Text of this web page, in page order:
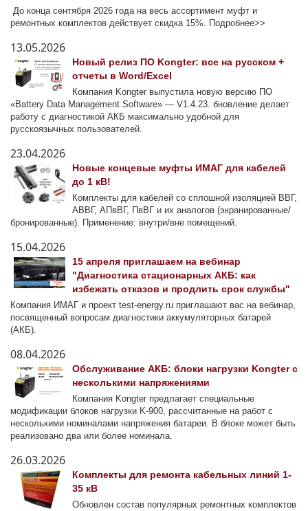
До конца сентября 2026 года на весь ассортимент муфт и
ремонтных комплектов действует скидка 15%. Подробнее>>
13.05.2026
Новый релиз ПО Kongter: все на русском +
отчеты в Word/Excel
Компания Kongter выпустила новую версию ПО
«Battery Data Management Software» — V1.4.23. бновление делает
работу с диагностикой АКБ максимально удобной для
русскоязычных пользователей.
23.04.2026
Новые концевые муфты ИМАГ для кабелей
до 1 кВ!
Комплекты для кабелей со сплошной изоляцией ВВГ,
АВВГ, АПвВГ, ПвВГ и их аналогов (экранированные/
бронированные). Применение: внутри/вне помещений.
15.04.2026
15 апреля приглашаем на вебинар
"Диагностика стационарных АКБ: как
избежать отказов и продлить срок службы"
Компания ИМАГ и проект test-energy.ru приглашают вас на вебинар,
посвященный вопросам диагностики аккумуляторных батарей
(АКБ).
08.04.2026
Обслуживание АКБ: блоки нагрузки Kongter с
несколькими напряжениями
Компания Kongter предлагает специальные
модификации блоков нагрузки K-900, рассчитанные на работ с
несколькими номиналами напряжения батареи. В блоке может быть
реализовано два или более номинала.
26.03.2026
Комплекты для ремонта кабельных линий 1-
35 кВ
Обновлен состав популярных ремонтных комплектов